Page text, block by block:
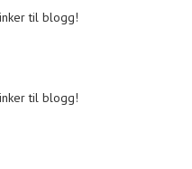
til blogg!
til blogg!